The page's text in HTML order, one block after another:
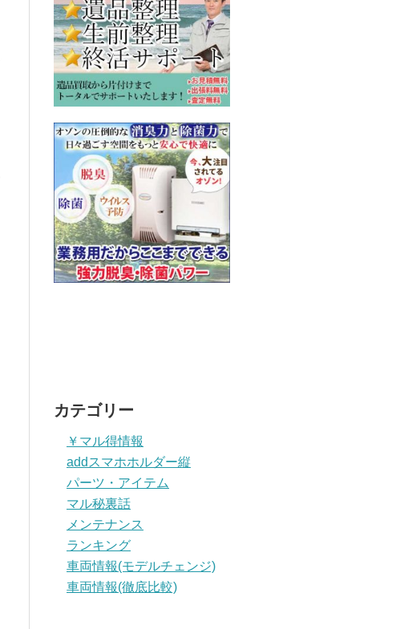
カテゴリー
￥マル得情報
addスマホホルダー縦
パーツ・アイテム
マル秘裏話
メンテナンス
ランキング
車両情報(モデルチェンジ)
車両情報(徹底比較)